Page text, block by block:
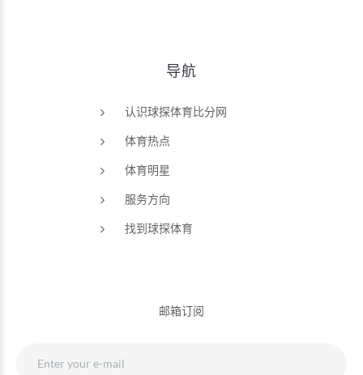
导航
认识球探体育比分网
体育热点
体育明星
服务方向
找到球探体育
邮箱订阅